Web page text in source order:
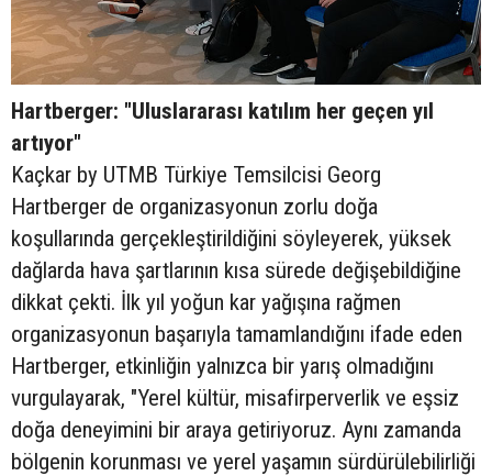
Hartberger: "Uluslararası katılım her geçen yıl
artıyor"
Kaçkar by UTMB Türkiye Temsilcisi Georg
Hartberger de organizasyonun zorlu doğa
koşullarında gerçekleştirildiğini söyleyerek, yüksek
dağlarda hava şartlarının kısa sürede değişebildiğine
dikkat çekti. İlk yıl yoğun kar yağışına rağmen
organizasyonun başarıyla tamamlandığını ifade eden
Hartberger, etkinliğin yalnızca bir yarış olmadığını
vurgulayarak, "Yerel kültür, misafirperverlik ve eşsiz
doğa deneyimini bir araya getiriyoruz. Aynı zamanda
bölgenin korunması ve yerel yaşamın sürdürülebilirliği